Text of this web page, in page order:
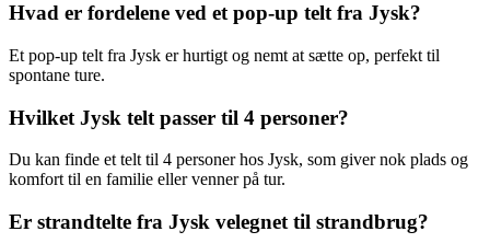
Hvad er fordelene ved et pop-up telt fra Jysk?
Et pop-up telt fra Jysk er hurtigt og nemt at sætte op, perfekt til
spontane ture.
Hvilket Jysk telt passer til 4 personer?
Du kan finde et telt til 4 personer hos Jysk, som giver nok plads og
komfort til en familie eller venner på tur.
Er strandtelte fra Jysk velegnet til strandbrug?